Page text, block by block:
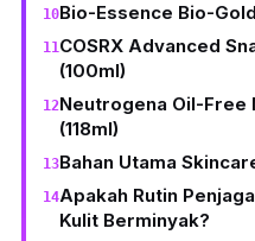
Bio-Essence Bio-
COSRX Advanced
(100ml)
Neutrogena Oil-Free
(118ml)
Bahan Utama
Apakah Rutin
Kulit Berminyak?